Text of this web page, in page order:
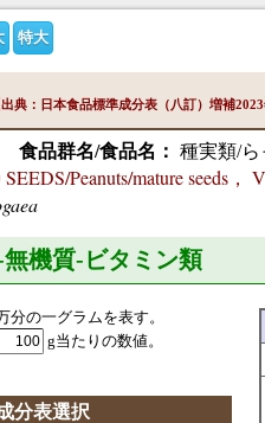
特大
出典：日本食品標準成分表（八訂）増補
食品群名/食品名： 種実類/
Peanuts/mature seeds，
機質-ビタミン類
分の一グラムを表す。
g当たりの数値。
分表選択